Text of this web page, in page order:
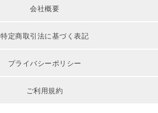
会社概要
特定商取引法に基づく表記
プライバシーポリシー
ご利用規約